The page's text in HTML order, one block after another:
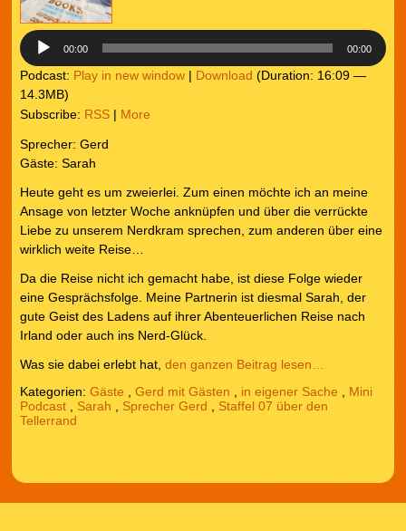
00:00 00:00
Podcast: Play in new window| Download (Duration: 16:09 —
14.3MB)
Subscribe: RSS| More
Sprecher: Gerd
Gäste: Sarah
Heute geht es um zweierlei. Zum einen möchte ich an meine
Ansage von letzter Woche anknüpfen und über die verrückte
Liebe zu unserem Nerdkram sprechen, zum anderen über eine
wirklich weite Reise…
Da die Reise nicht ich gemacht habe, ist diese Folge wieder
eine Gesprächsfolge. Meine Partnerin ist diesmal Sarah, der
gute Geist des Ladens auf ihrer Abenteuerlichen Reise nach
Irland oder auch ins Nerd-Glück.
Was sie dabei erlebt hat, den ganzen Beitrag lesen…
Kategorien: Gäste , Gerd mit Gästen , in eigener Sache , Mini
Podcast, Sarah , Sprecher Gerd , Staffel 07 über den
Tellerrand